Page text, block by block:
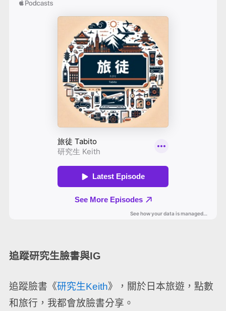
追蹤研究生臉書與IG
追蹤臉書《研究生Keith》，關於日本旅遊，點數
和旅行，我都會放臉書分享。